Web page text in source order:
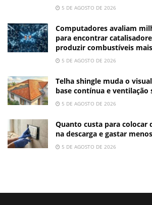
5 DE AGOSTO DE 2026
Computadores avaliam
para encontrar
produzir combustíveis
5 DE AGOSTO DE 2026
Telha shingle muda o
base contínua e ventilação
5 DE AGOSTO DE 2026
Quanto custa para colocar
na descarga e gastar
5 DE AGOSTO DE 2026